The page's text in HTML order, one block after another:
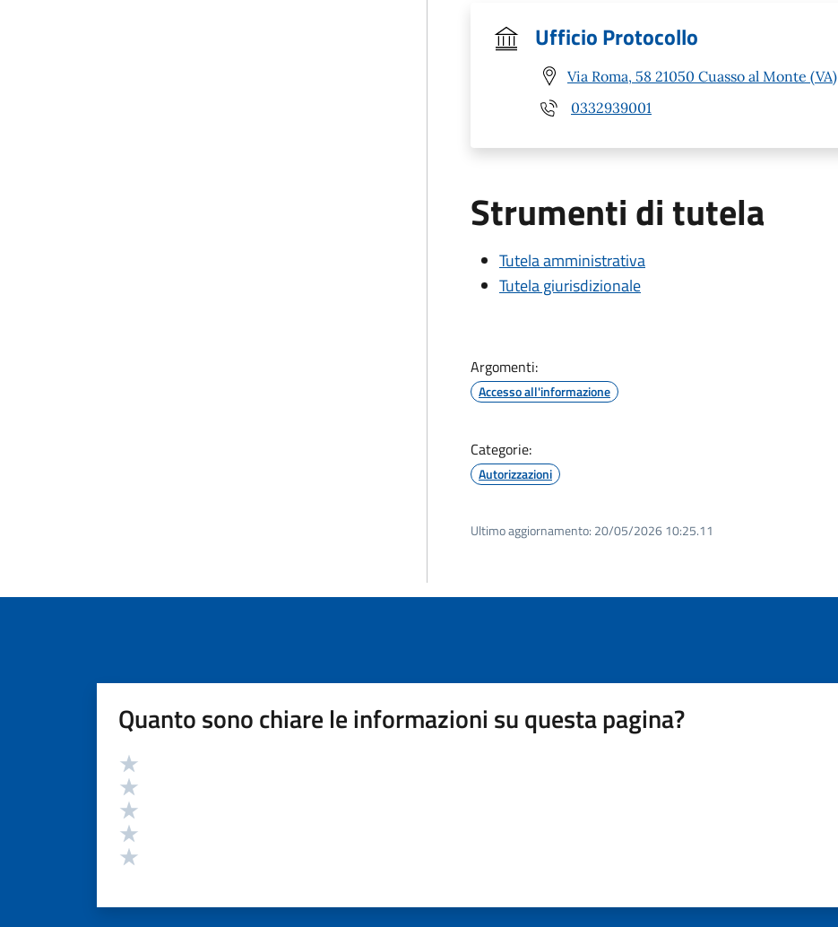
Ufficio Protocollo
Via Roma, 58 21050 Cuasso al Monte (VA)
0332939001
Strumenti di tutela
Tutela amministrativa
Tutela giurisdizionale
Argomenti:
Accesso all'informazione
Categorie:
Autorizzazioni
Ultimo aggiornamento: 20/05/2026 10:25.11
Quanto sono chiare le informazioni su questa pagina?
Valutazione